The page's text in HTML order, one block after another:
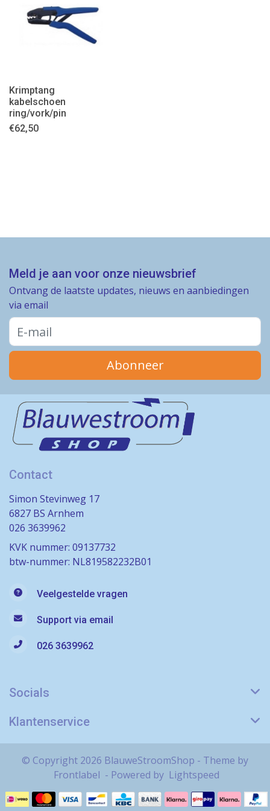
Krimptang
kabelschoen
ring/vork/pin
€62,50
Meld je aan voor onze nieuwsbrief
Ontvang de laatste updates, nieuws en aanbiedingen
via email
Abonneer
Contact
Simon Stevinweg 17
6827 BS Arnhem
026 3639962
KVK nummer: 09137732
btw-nummer: NL819582232B01
Veelgestelde vragen
Support via email
026 3639962
Socials
Klantenservice
© Copyright 2026 BlauweStroomShop - Theme by
Frontlabel - Powered by Lightspeed